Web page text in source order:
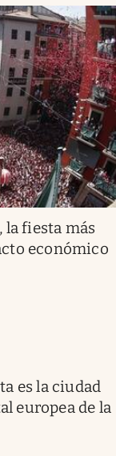
la fiesta más
económico
es la ciudad
europea de la